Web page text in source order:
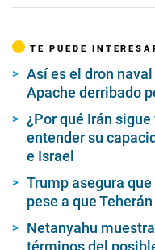
TE PUEDE
Así es el dron
Apache derribado
¿Por qué Irán
entender su
e Israel
Trump asegura
pese a que
Netanyahu